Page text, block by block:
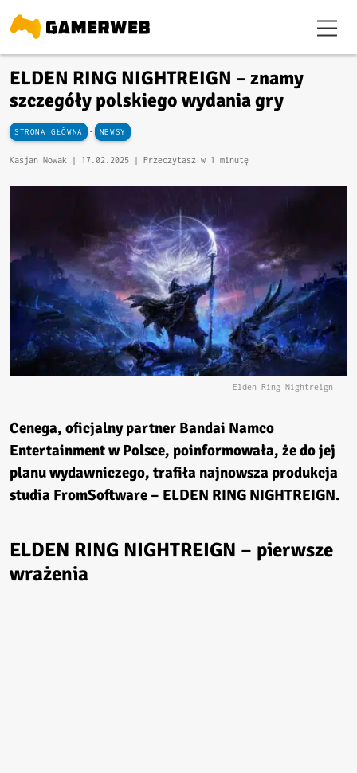
ELDEN RING NIGHTREIGN – znamy
szczegóły polskiego wydania gry
STRONA GŁÓWNA - NEWSY
Kasjan Nowak | 17.02.2025 | Przeczytasz w 1 minutę
Elden Ring Nightreign
Cenega, oficjalny partner Bandai Namco
Entertainment w Polsce, poinformowała, że do jej
planu wydawniczego, trafiła najnowsza produkcja
studia FromSoftware – ELDEN RING NIGHTREIGN.
ELDEN RING NIGHTREIGN – pierwsze
wrażenia